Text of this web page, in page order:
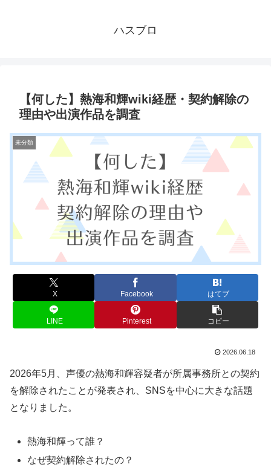
ハスブロ
【何した】熱海和輝wiki経歴・契約解除の
理由や出演作品を調査
未分類
X Facebook はてブ
LINE Pinterest コピー
2026.06.18
2026年5月、声優の熱海和輝容疑者が所属事務所との契約
を解除されたことが発表され、SNSを中心に大きな話題
となりました。
熱海和輝って誰？
なぜ契約解除されたの？